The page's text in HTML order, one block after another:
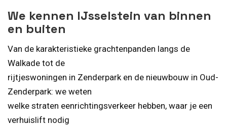
We kennen IJsselstein van binnen
en buiten
Van de karakteristieke grachtenpanden langs de
Walkade tot de
rijtjeswoningen in Zenderpark en de nieuwbouw in Oud-
Zenderpark: we weten
welke straten eenrichtingsverkeer hebben, waar je een
verhuislift nodig